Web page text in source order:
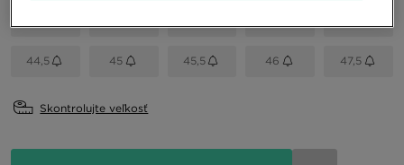
44,5 45 45,5 46 47,5
Skontrolujte veľkosť